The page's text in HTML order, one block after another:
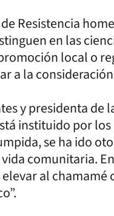
Resistencia
en las
local o
a la
y presidenta de
instituido por
se ha ido
comunitaria.
al